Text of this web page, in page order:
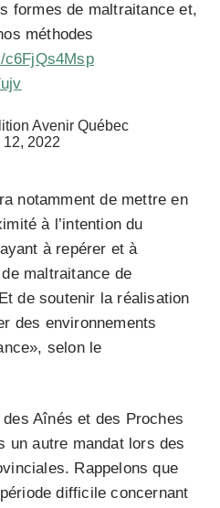
formes de maltraitance et,
méthodes
c6FjQs4Msp
Avenir Québec
12, 2022
notamment de mettre en
à l’intention du
à repérer et à
maltraitance de
de soutenir la réalisation
des environnements
selon le
Aînés et des Proches
un autre mandat lors des
Rappelons que
difficile concernant